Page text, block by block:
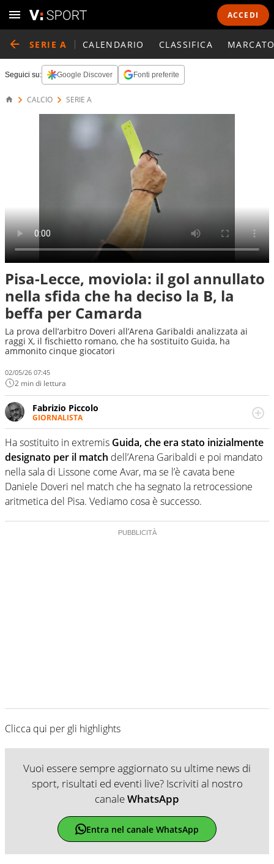
ACCEDI
SERIE A CALENDARIO CLASSIFICA
Seguici su: Google Discover Fonti preferite
CALCIO SERIE A
Pisa-Lecce, moviola: il gol annullato
nella sfida che ha deciso la B, la
beffa per Camarda
La prova dell’arbitro Doveri all’Arena Garibaldi analizzata ai
raggi X, il fischietto romano, che ha sostituito Guida, ha
ammonito cinque giocatori
02/05/26 07:45
2 min di lettura
Fabrizio Piccolo
GIORNALISTA
Nella sua carriera ha seguito numerose manifestazioni
sportive e collaborato con agenzie e testate. Esperienza,
competenza, conoscenza e memoria storica. Si occupa
prevalentemente di calcio
Ha sostituito in extremis Guida, che era stato inizialmente
designato per il match dell’Arena Garibaldi e poi mandato
nella sala di Lissone come Avar, ma se l’è cavata bene
Daniele Doveri nel match che ha segnato la retrocessione
aritmetica del Pisa. Vediamo cosa è successo.
Clicca qui per gli highlights
Vuoi essere sempre aggiornato su ultime news di
sport, risultati ed eventi live? Iscriviti al nostro
canaleWhatsApp
Entra nel canale WhatsApp